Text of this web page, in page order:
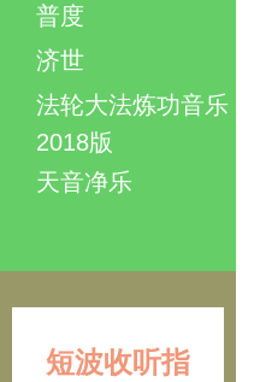
普度
济世
法轮大法炼功音乐
2018版
天音净乐
短波收听指